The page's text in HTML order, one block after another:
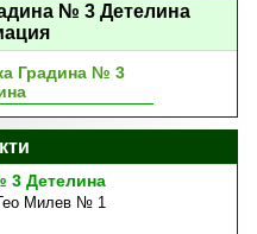
№ 3 Детелина
Градина № 3
3 Детелина
Милев № 1